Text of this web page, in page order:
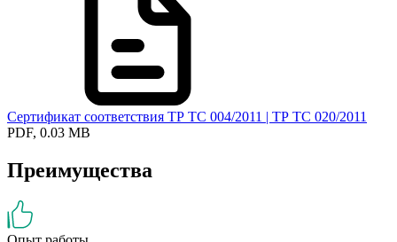
Сертификат соответствия ТР ТС 004/2011 | ТР ТС 020/2011
PDF, 0.03 MB
Преимущества